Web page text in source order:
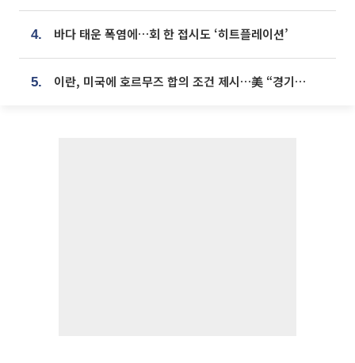
4. 바다 태운 폭염에…회 한 접시도 ‘히트플레이션’
5. 이란, 미국에 호르무즈 합의 조건 제시…美 “경기 아직 안 끝나” [종합]